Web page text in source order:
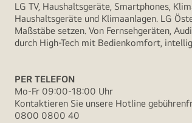
LG TV, Haushaltsgeräte, Smartphones,
Haushaltsgeräte und Klimaanlagen. LG
Maßstäbe setzen. Von Fernsehgeräten,
durch High-Tech mit Bedienkomfort,
PER TELEFON
Mo-Fr 09:00-18:00 Uhr
Kontaktieren Sie unsere Hotline
0800 0800 40